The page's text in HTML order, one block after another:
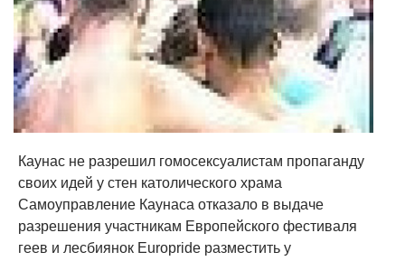
Каунас не разрешил гомосексуалистам пропаганду
своих идей у стен католического храма
Самоуправление Каунаса отказало в выдаче
разрешения участникам Европейского фестиваля
геев и лесбиянок Europride разместить у